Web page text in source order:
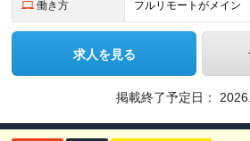
働き方 フルリモートがメイン
求人を見る
掲載終了予定日：